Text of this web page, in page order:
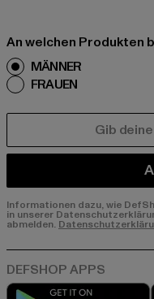
An welchen Produkten
MÄNNER
FRAUEN
Informationen dazu, wie
in unserer
abmelden.